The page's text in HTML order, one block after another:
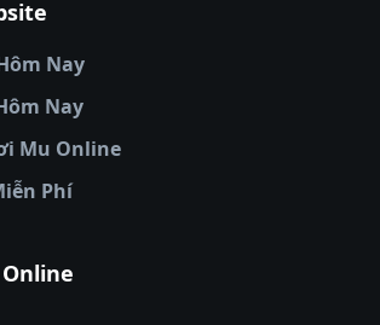
|trực tiếp bóng đá cakhiatv
nhà
|
Nay
Nay
Mu Online
Phí